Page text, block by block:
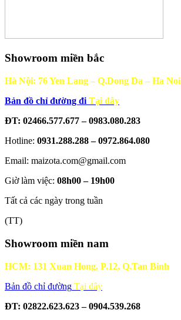
Showroom miền bắc
Hà Nội: 76 Yen Lang – Q.Dong Da – Ha Noi
Bản đồ chỉ đường đi Tại đây
ĐT: 02466.577.677 – 0983.080.283
Hotline: 0931.288.288 – 0972.864.080
Email: maizota.com@gmail.com
Giờ làm việc: 08h00 – 19h00
Tất cả các ngày trong tuần
(TT)
Showroom miền nam
HCM: 131 Xuan Hong, P.12, Q.Tan Binh
Bản đồ chỉ đường Tại đây
ĐT: 02822.623.623 – 0904.539.268